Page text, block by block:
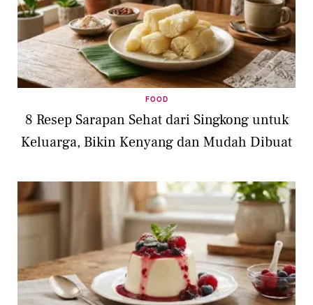
FOOD
8 Resep Sarapan Sehat dari Singkong untuk
Keluarga, Bikin Kenyang dan Mudah Dibuat